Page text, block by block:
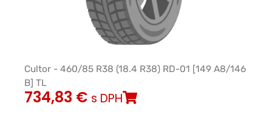
Cultor - 460/85 R38 (18.4 R38) RD-01 [149 A8/146
B] TL
734,83 € s DPH